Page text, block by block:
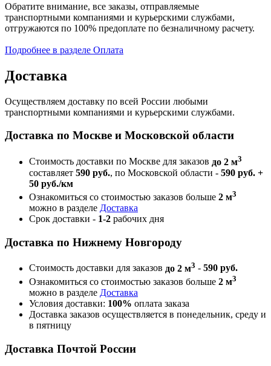
Обратите внимание, все заказы, отправляемые
транспортными компаниями и курьерскими службами,
отгружаются по 100% предоплате по безналичному расчету.
Подробнее в разделе Оплата
Доставка
Осуществляем доставку по всей России любыми
транспортными компаниями и курьерскими службами.
Доставка по Москве и Московской области
Стоимость доставки по Москве для заказов до 2 м3
составляет 590 руб., по Московской области - 590 руб. +
50 руб./км
Ознакомиться со стоимостью заказов больше 2 м3
можно в разделе Доставка
Срок доставки - 1-2 рабочих дня
Доставка по Нижнему Новгороду
Стоимость доставки для заказов до 2 м3 - 590 руб.
Ознакомиться со стоимостью заказов больше 2 м3
можно в разделе Доставка
Условия доставки: 100% оплата заказа
Доставка заказов осуществляется в понедельник, среду и
в пятницу
Доставка Почтой России